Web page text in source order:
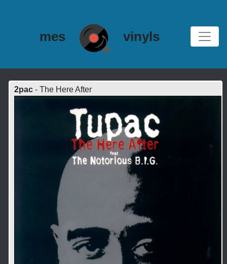
mes vinyls
2pac- The Here After